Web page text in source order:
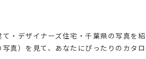
・デザイナーズ住宅・千葉県の写真を
写真）を見て、あなたにぴったりのカタ